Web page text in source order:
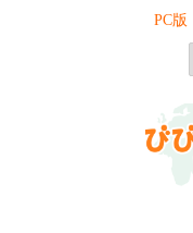
PC版